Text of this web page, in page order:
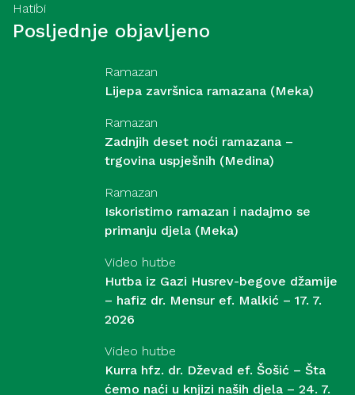
Hatibi
Posljednje objavljeno
Ramazan
Lijepa završnica ramazana (Meka)
Ramazan
Zadnjih deset noći ramazana –
trgovina uspješnih (Medina)
Ramazan
Iskoristimo ramazan i nadajmo se
primanju djela (Meka)
Video hutbe
Hutba iz Gazi Husrev-begove džamije
– hafiz dr. Mensur ef. Malkić – 17. 7.
2026
Video hutbe
Kurra hfz. dr. Dževad ef. Šošić – Šta
ćemo naći u knjizi naših djela – 24. 7.